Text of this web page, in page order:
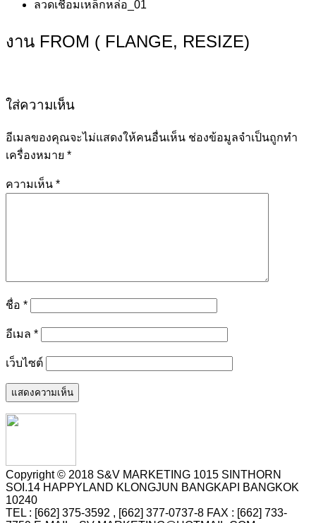
ลวดเชื่อมเหล็กหล่อ_01
งาน FROM ( FLANGE, RESIZE)
ใส่ความเห็น
อีเมลของคุณจะไม่แสดงให้คนอื่นเห็น ช่องข้อมูลจำเป็นถูกทำ
เครื่องหมาย *
ความเห็น *
ชื่อ *
อีเมล *
เว็บไซต์
Copyright © 2018 S&V MARKETING 1015 SINTHORN
SOI.14 HAPPYLAND KLONGJUN BANGKAPI BANGKOK
10240
TEL : [662] 375-3592 , [662] 377-0737-8 FAX : [662] 733-